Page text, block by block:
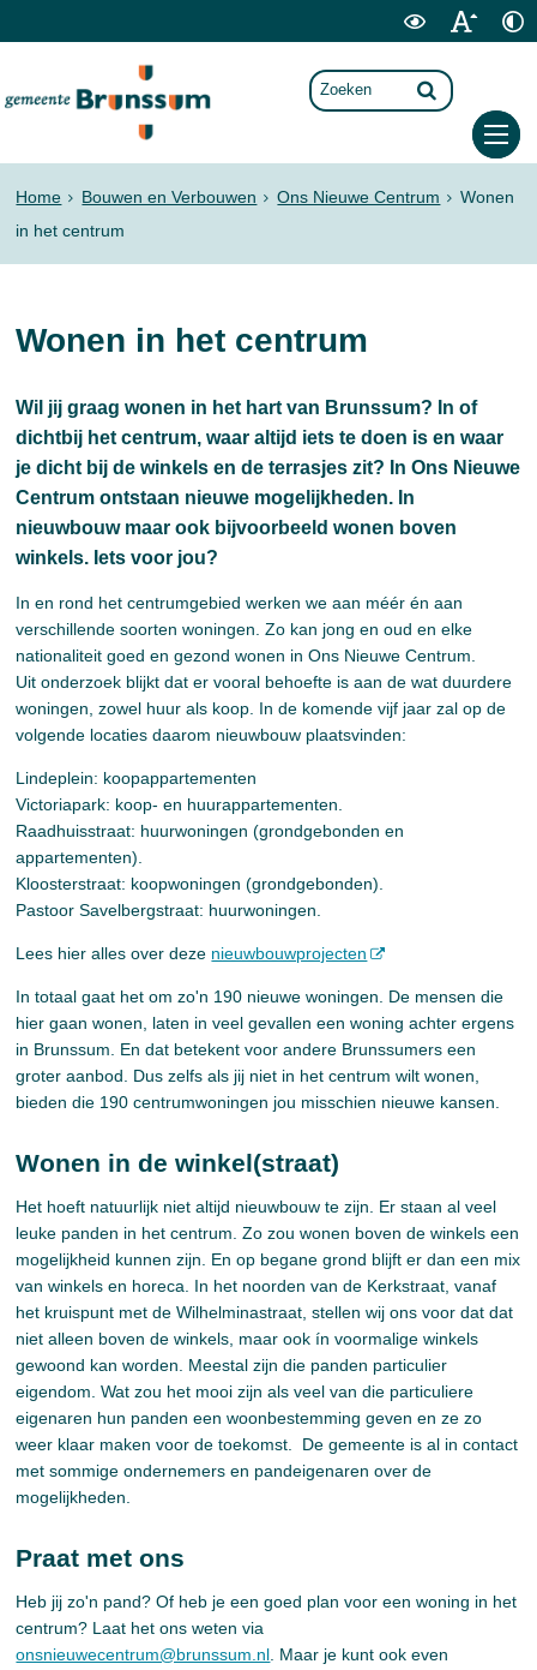
Home Bouwen en Verbouwen Ons Nieuwe Centrum
Wonen
in het centrum
Wonen in het centrum
Wil jij graag wonen in het hart van Brunssum? In of
dichtbij het centrum, waar altijd iets te doen is en waar
je dicht bij de winkels en de terrasjes zit? In Ons Nieuwe
Centrum ontstaan nieuwe mogelijkheden. In
nieuwbouw maar ook bijvoorbeeld wonen boven
winkels. Iets voor jou?
In en rond het centrumgebied werken we aan méér én aan
verschillende soorten woningen. Zo kan jong en oud en elke
nationaliteit goed en gezond wonen in Ons Nieuwe Centrum.
Uit onderzoek blijkt dat er vooral behoefte is aan de wat duurdere
woningen, zowel huur als koop. In de komende vijf jaar zal op de
volgende locaties daarom nieuwbouw plaatsvinden:
Lindeplein: koopappartementen
Victoriapark: koop- en huurappartementen.
Raadhuisstraat: huurwoningen (grondgebonden en
appartementen).
Kloosterstraat: koopwoningen (grondgebonden).
Pastoor Savelbergstraat: huurwoningen.
Lees hier alles over deze nieuwbouwprojecten
In totaal gaat het om zo'n 190 nieuwe woningen. De mensen die
hier gaan wonen, laten in veel gevallen een woning achter ergens
in Brunssum. En dat betekent voor andere Brunssumers een
groter aanbod. Dus zelfs als jij niet in het centrum wilt wonen,
bieden die 190 centrumwoningen jou misschien nieuwe kansen.
Wonen in de winkel(straat)
Het hoeft natuurlijk niet altijd nieuwbouw te zijn. Er staan al veel
leuke panden in het centrum. Zo zou wonen boven de winkels een
mogelijkheid kunnen zijn. En op begane grond blijft er dan een mix
van winkels en horeca. In het noorden van de Kerkstraat, vanaf
het kruispunt met de Wilhelminastraat, stellen wij ons voor dat dat
niet alleen boven de winkels, maar ook ín voormalige winkels
gewoond kan worden. Meestal zijn die panden particulier
eigendom. Wat zou het mooi zijn als veel van die particuliere
eigenaren hun panden een woonbestemming geven en ze zo
weer klaar maken voor de toekomst. De gemeente is al in contact
met sommige ondernemers en pandeigenaren over de
mogelijkheden.
Praat met ons
Heb jij zo'n pand? Of heb je een goed plan voor een woning in het
centrum? Laat het ons weten via
onsnieuwecentrum@brunssum.nl . Maar je kunt ook even